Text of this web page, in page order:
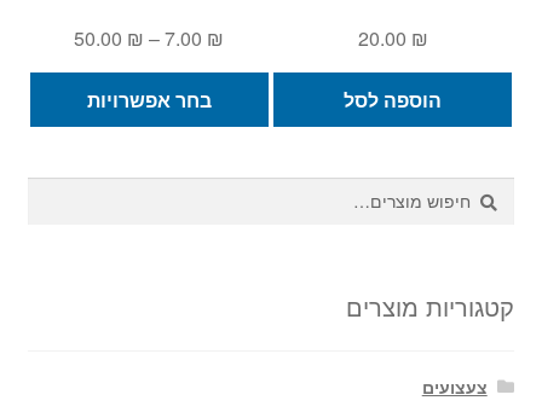
20.00 ₪
הוספה לסל
7.00 ₪
–
50.00 ₪
טווח
מחירים:
עד
בחר אפשרויות
חיפוש
עבור:
חיפוש
קטגוריות מוצרים
צעצועים